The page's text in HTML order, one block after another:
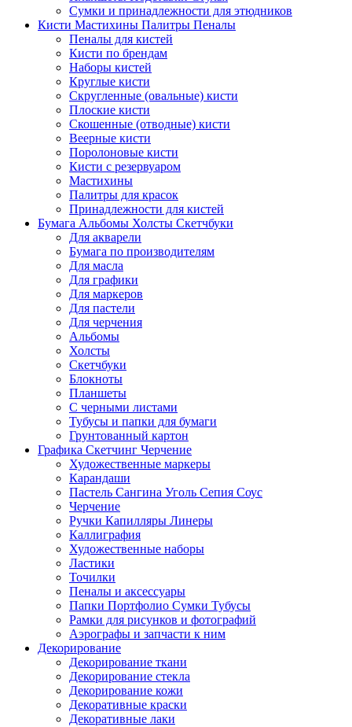
Сумки и принадлежности для этюдников
Кисти Мастихины Палитры Пеналы
Пеналы для кистей
Кисти по брендам
Наборы кистей
Круглые кисти
Скругленные (овальные) кисти
Плоские кисти
Скошенные (отводные) кисти
Веерные кисти
Поролоновые кисти
Кисти с резервуаром
Мастихины
Палитры для красок
Принадлежности для кистей
Бумага Альбомы Холсты Скетчбуки
Для акварели
Бумага по производителям
Для масла
Для графики
Для маркеров
Для пастели
Для черчения
Альбомы
Холсты
Скетчбуки
Блокноты
Планшеты
С черными листами
Тубусы и папки для бумаги
Грунтованный картон
Графика Скетчинг Черчение
Художественные маркеры
Карандаши
Пастель Сангина Уголь Сепия Соус
Черчение
Ручки Капилляры Линеры
Каллиграфия
Художественные наборы
Ластики
Точилки
Пеналы и аксессуары
Папки Портфолио Сумки Тубусы
Рамки для рисунков и фотографий
Аэрографы и запчасти к ним
Декорирование
Декорирование ткани
Декорирование стекла
Декорирование кожи
Декоративные краски
Декоративные лаки